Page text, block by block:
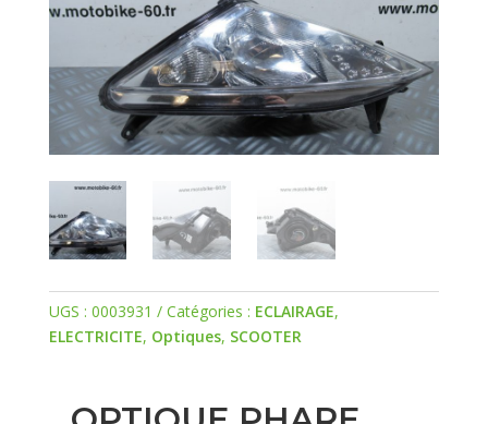
UGS : 0003931 Catégories : ECLAIRAGE,
ELECTRICITE, Optiques, SCOOTER